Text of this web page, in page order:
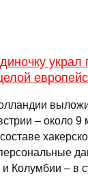
– около 9
и Колумбии – в